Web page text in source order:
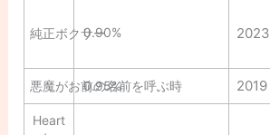
純正ボクサー
0.90% 2023
悪魔がお前の名前を呼ぶ時
0.95% 2019
Heart